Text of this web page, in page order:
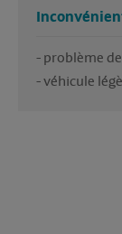
- problème
- véhicule